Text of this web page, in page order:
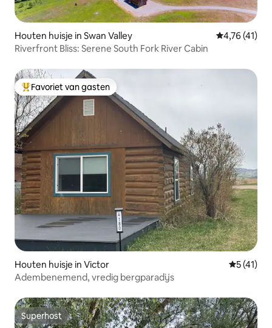
Houten huisje in Swan Valley Gemiddelde
4,76 (41)
Riverfront Bliss: Serene South Fork River Cabin
Topfavoriet van gasten
Favoriet van gasten
Houten huisje in Victor
5 (41)
Adembenemend, vredig bergparadijs
Superhost
Superhost